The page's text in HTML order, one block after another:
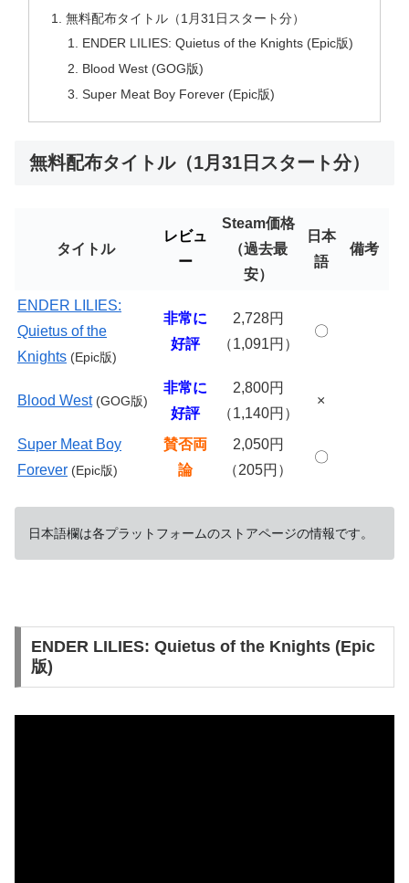
無料配布タイトル（1月31日スタート分）
ENDER LILIES: Quietus of the Knights (Epic版)
Blood West (GOG版)
Super Meat Boy Forever (Epic版)
無料配布タイトル（1月31日スタート分）
タイトル
レビュ
ー
Steam価格
（過去最
安）
日本
語
備考
ENDER LILIES:
Quietus of the
Knights (Epic版)
非常に
好評
2,728円
（1,091円）
〇
Blood West (GOG版)
非常に
好評
2,800円
（1,140円）
×
Super Meat Boy
Forever (Epic版)
賛否両
論
2,050円
（205円）
〇
日本語欄は各プラットフォームのストアページの情報です。
ENDER LILIES: Quietus of the Knights (Epic
版)